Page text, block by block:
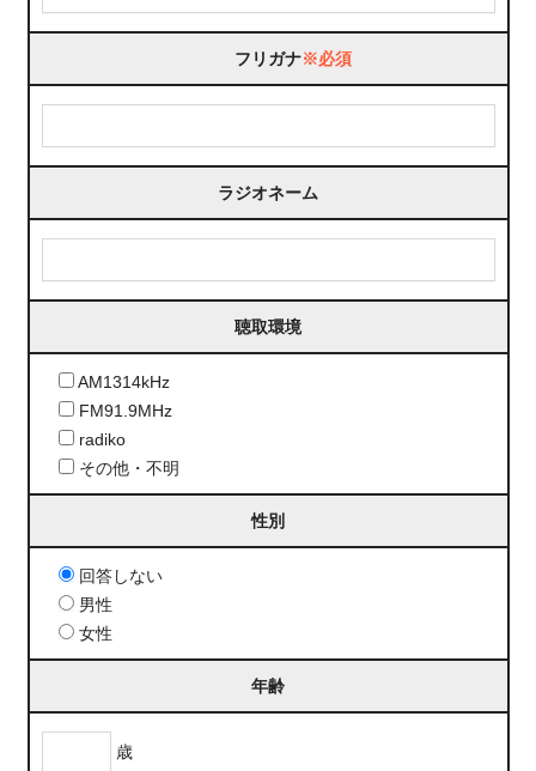
フリガナ※必須
ラジオネーム
聴取環境
AM1314kHz
FM91.9MHz
radiko
その他・不明
性別
回答しない
男性
女性
年齢
歳